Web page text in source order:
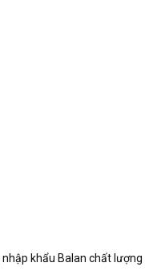
khẩu Balan chất lượng